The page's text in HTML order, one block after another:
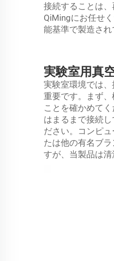
接続することは
QiMingにお任せ
能基準で製造され
実験室用真
実験室環境では
重要です。まず
ことを確かめて
はまるまで接続
ださい。コンピ
たは他の有名ブ
すが、当製品は清